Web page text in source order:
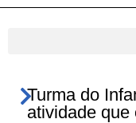
Turma do
atividade que